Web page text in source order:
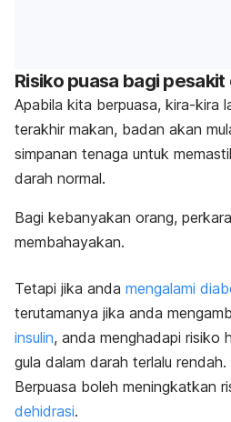
Risiko puasa bagi
Apabila kita berpuasa, kira-kira
terakhir makan, badan akan
simpanan tenaga untuk
darah normal.
Bagi kebanyakan orang,
membahayakan.
Tetapi jika anda mengalami
terutamanya jika anda
insulin, anda menghadapi risiko
gula dalam darah terlalu rendah.
Berpuasa boleh meningkatkan
dehidrasi.